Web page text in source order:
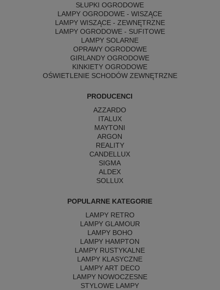
SŁUPKI OGRODOWE
LAMPY OGRODOWE - WISZĄCE
LAMPY WISZĄCE - ZEWNĘTRZNE
LAMPY OGRODOWE - SUFITOWE
LAMPY SOLARNE
OPRAWY OGRODOWE
GIRLANDY OGRODOWE
KINKIETY OGRODOWE
OŚWIETLENIE SCHODÓW ZEWNĘTRZNE
PRODUCENCI
AZZARDO
ITALUX
MAYTONI
ARGON
REALITY
CANDELLUX
SIGMA
ALDEX
SOLLUX
POPULARNE KATEGORIE
LAMPY RETRO
LAMPY GLAMOUR
LAMPY BOHO
LAMPY HAMPTON
LAMPY RUSTYKALNE
LAMPY KLASYCZNE
LAMPY ART DECO
LAMPY NOWOCZESNE
STYLOWE LAMPY